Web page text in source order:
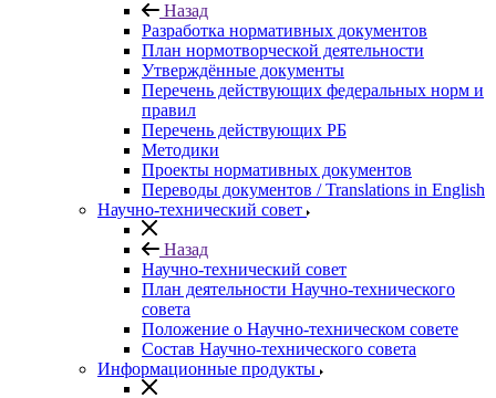
Назад
Разработка нормативных документов
План нормотворческой деятельности
Утверждённые документы
Перечень действующих федеральных норм и
правил
Перечень действующих РБ
Методики
Проекты нормативных документов
Переводы документов / Translations in English
Научно-технический совет
Назад
Научно-технический совет
План деятельности Научно-технического
совета
Положение о Научно-техническом совете
Состав Научно-технического совета
Информационные продукты